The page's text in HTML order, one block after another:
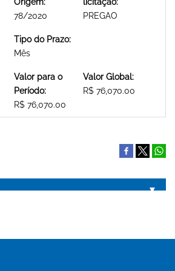
78/2020
PREGAO
Tipo do Prazo:
Mês
Valor para o
Período:
R$ 76,070.00
Valor Global:
R$ 76,070.00